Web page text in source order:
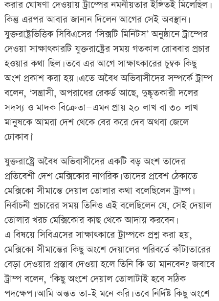
করার ঘোষণা দেওয়ায় ট্রাম্পের নমনীয়তার ইঙ্গিতই মিলেছিল।
কিন্তু এরপর আবার জানান দিলেন আগের সেই অবস্থান।
যুক্তরাষ্ট্রভিত্তিক সিবিএসের ‘সিক্সটি মিনিটস’ অনুষ্ঠানে ট্রাম্পের
দেওয়া সাক্ষাৎকারটি যুক্তরাষ্ট্রের সময় গতকাল রোববার প্রচার
হওয়ার কথা ছিল। তবে এর আগে সাক্ষাৎকারের চুম্বক কিছু
অংশ প্রকাশ করা হয়। এতে অবৈধ অভিবাসীদের সম্পর্কে ট্রাম্প
বলেন, ‘সন্ত্রাসী, অপরাধের রেকর্ড আছে, দুষ্কৃতকারী দলের
সদস্য ও মাদক বিক্রেতা—এমন প্রায় ২০ লাখ বা ৩০ লাখ
মানুষকে আমরা দেশ থেকে বের করে দেব অথবা জেলে
ঢোকাব।’
যুক্তরাষ্ট্রে অবৈধ অভিবাসীদের একটি বড় অংশ তাদের
প্রতিবেশী দেশ মেক্সিকোর নাগরিক। তাদের প্রবেশ ঠেকাতে
মেক্সিকো সীমান্তে দেয়াল তোলার কথা বলেছিলেন ট্রাম্প।
নির্বাচনী প্রচারের সময় তিনিও এই বলেছিলেন যে, সেই দেয়াল
তোলার খরচ মেক্সিকোর কাছ থেকে আদায় করবেন।
এ বিষয়ে সিবিএসের সাক্ষাৎকারে ট্রাম্পকে প্রশ্ন করা হয়,
মেক্সিকো সীমান্তের কিছু অংশে দেয়ালের পরিবর্তে কাঁটাতারের
বেড়া দেওয়ার প্রস্তাব দেওয়া হলে তিনি কি তা মানবেন? জবাবে
ট্রাম্প বলেন, ‘কিছু অংশে দেয়াল তোলাটাই হবে সঠিক
পদক্ষেপ। আমি অন্তত তা-ই মনে করি। তবে নির্দিষ্ট কিছু অংশে